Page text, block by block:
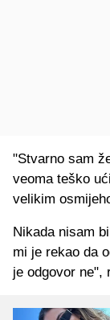
"Stvarno sam
veoma teško
velikim
Nikada nisam
mi je rekao da
je odgovor ne",